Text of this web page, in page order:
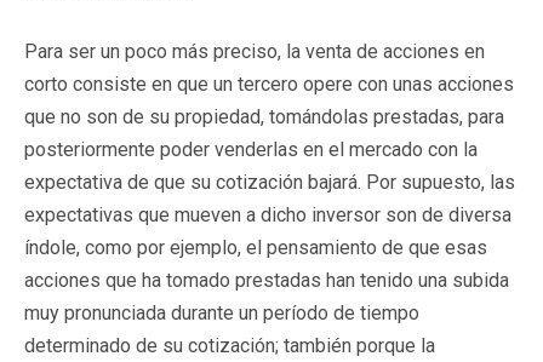
Para ser un poco más preciso, la venta de acciones en
corto consiste en que un tercero opere con unas acciones
que no son de su propiedad, tomándolas prestadas, para
posteriormente poder venderlas en el mercado con la
expectativa de que su cotización bajará. Por supuesto, las
expectativas que mueven a dicho inversor son de diversa
índole, como por ejemplo, el pensamiento de que esas
acciones que ha tomado prestadas han tenido una subida
muy pronunciada durante un período de tiempo
determinado de su cotización; también porque la